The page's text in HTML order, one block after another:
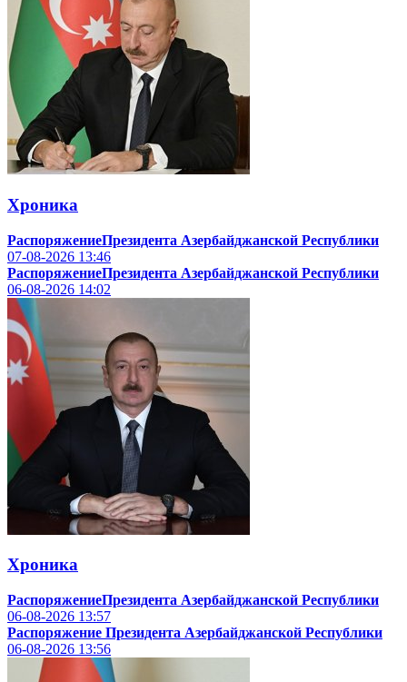
Хроника
РаспоряжениеПрезидента Азербайджанской Республики
07-08-2026 13:46
РаспоряжениеПрезидента Азербайджанской Республики
06-08-2026 14:02
Хроника
РаспоряжениеПрезидента Азербайджанской Республики
06-08-2026 13:57
Распоряжение Президента Азербайджанской Республики
06-08-2026 13:56